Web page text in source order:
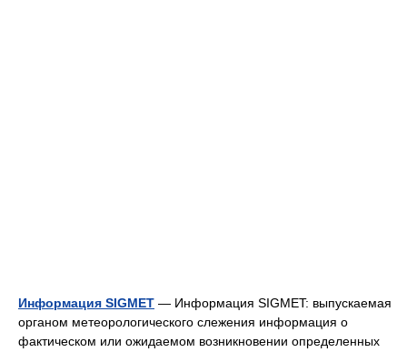
Информация SIGMET — Информация SIGMET: выпускаемая
органом метеорологического слежения информация о
фактическом или ожидаемом возникновении определенных